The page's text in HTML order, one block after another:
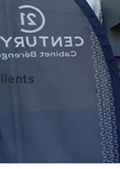
9,0/10
par